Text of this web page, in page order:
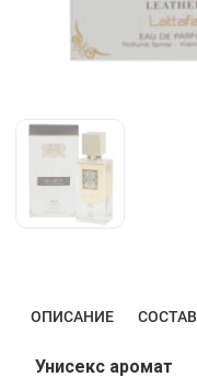
ОПИСАНИЕ СОСТАВ
Унисекс аромат